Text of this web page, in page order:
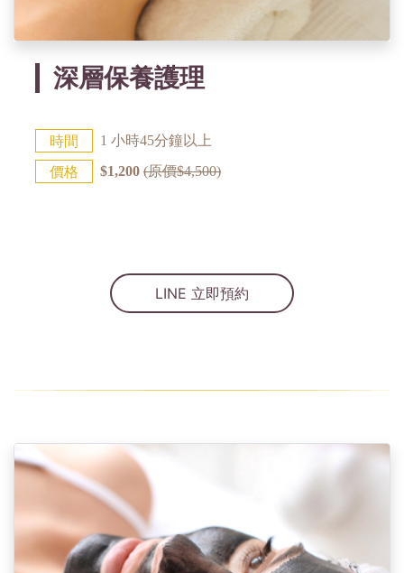
深層保養護理
時間 1 小時45分鐘以上
價格 $1,200 (原價$4,500)
LINE 立即預約